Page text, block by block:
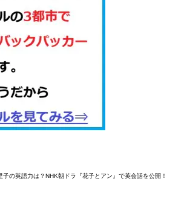
子の英語力は？NHK朝ドラ『花子とアン』で英会話を公開！